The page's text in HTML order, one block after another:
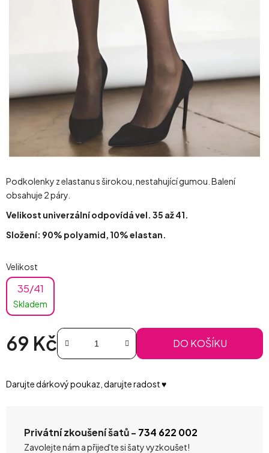
Podkolenky z elastanu s širokou, nestahující gumou. Balení
obsahuje 2 páry.
Velikost univerzální odpovídá vel. 35 až 41.
Složení: 90% polyamid, 10% elastan.
Velikost
35/41
Skladem
69 Kč DO KOŠÍKU
Darujte dárkový poukaz, darujte radost ♥️
Privátní zkoušení šatů - 734 622 002
Zavolejte nám a přijeďte si šaty vyzkoušet!